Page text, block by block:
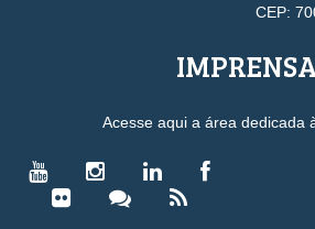
CEP:
Acesse aqui a área dedicada